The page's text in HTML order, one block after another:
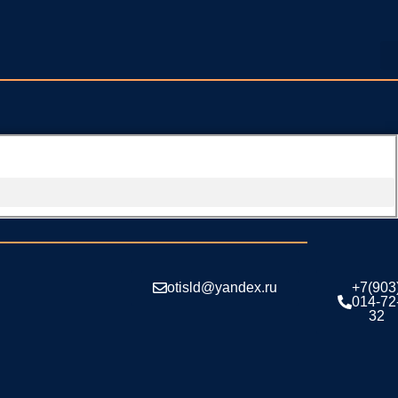
otisld@yandex.ru
014-
32